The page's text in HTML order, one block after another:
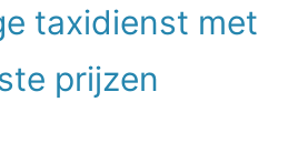
taxidienst met
prijzen